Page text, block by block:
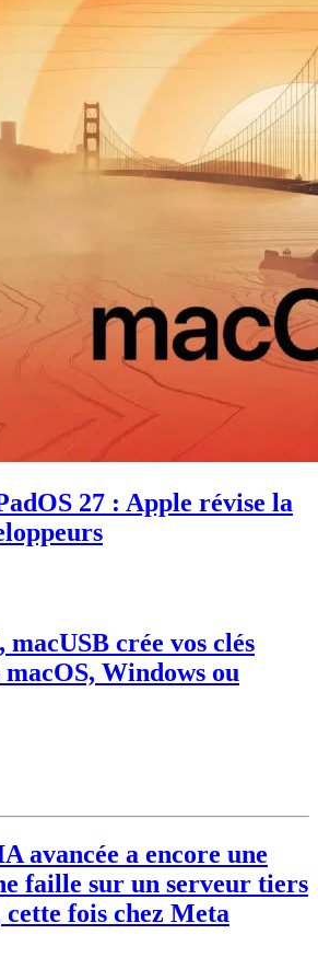
27 : Apple révise la
macUSB crée vos clés
Windows ou
avancée a encore une
faille sur un serveur tiers
fois chez Meta